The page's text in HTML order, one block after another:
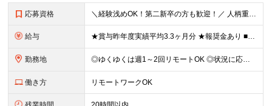
応募資格 ＼経験浅めOK！第二新卒の方も歓迎！／ 人柄重視の採用を実施中！ 「今の環境や働き方を変えたい」 そんな想いをお持ちの方、大歓迎です◎ 実際に、様々な経歴を持つ先輩も多数活躍しています！ ★営業経験
給与 ★賞与昨年度実績平均3.3ヶ月分 ★報奨金あり ■月給26万～32万円＋各種手当＋賞与年2回 ※経験、スキルなどを考慮したうえ、決定します ※残業代は全額支給いたします ※試用期間3ヵ月あり。期間
勤務地 ◎ゆくゆくは週1～2回リモートOK ◎状況に応じて直行直帰可 ◎転勤はありません 【本社】 東京都千代田区神田三崎町3-10-16 【埼玉営業所】 埼玉県さいたま市北区日進町1-683-3 (変
働き方 リモートワークOK